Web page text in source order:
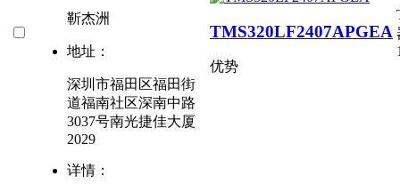
靳杰洲
地址：
深圳市福田区福田街
道福南社区深南中路
3037号南光捷佳大厦
2029
详情：
TMS320LF2407APGEA
优势